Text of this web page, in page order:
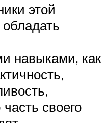
этой
навыками, как
своего